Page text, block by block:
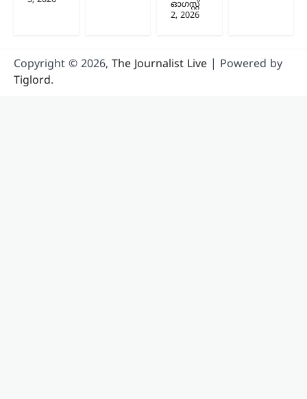
ഓഗസ്റ്റ്‌
2, 2026
Copyright © 2026, The Journalist Live | Powered by
Tiglord.